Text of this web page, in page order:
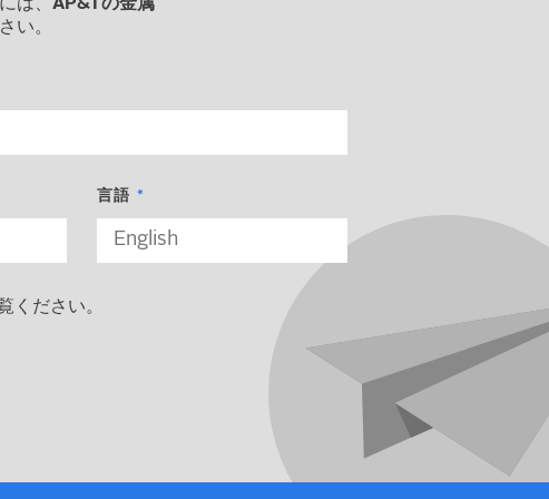
は、 AP&Tの金属
い。
言語
ください。